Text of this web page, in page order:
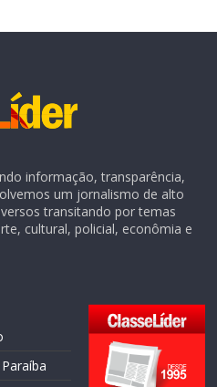
informação, transparência,
um jornalismo de alto
transitando por temas
cultural, policial, econômia e